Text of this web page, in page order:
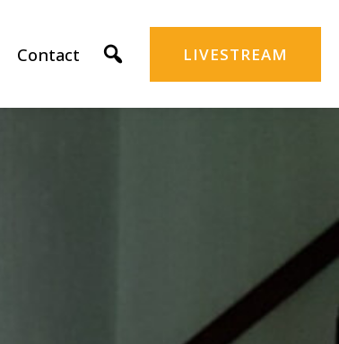
Contact LIVESTREAM